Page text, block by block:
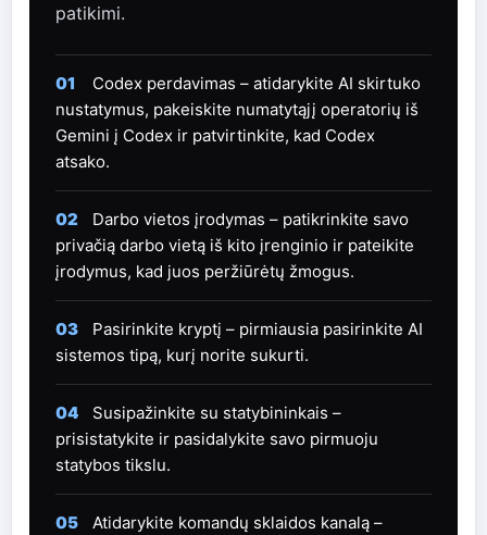
patikimi.
01
Codex perdavimas – atidarykite AI skirtuko
nustatymus, pakeiskite numatytąjį operatorių iš
Gemini į Codex ir patvirtinkite, kad Codex
atsako.
02
Darbo vietos įrodymas – patikrinkite savo
privačią darbo vietą iš kito įrenginio ir pateikite
įrodymus, kad juos peržiūrėtų žmogus.
03
Pasirinkite kryptį – pirmiausia pasirinkite AI
sistemos tipą, kurį norite sukurti.
04
Susipažinkite su statybininkais –
prisistatykite ir pasidalykite savo pirmuoju
statybos tikslu.
05
Atidarykite komandų sklaidos kanalą –